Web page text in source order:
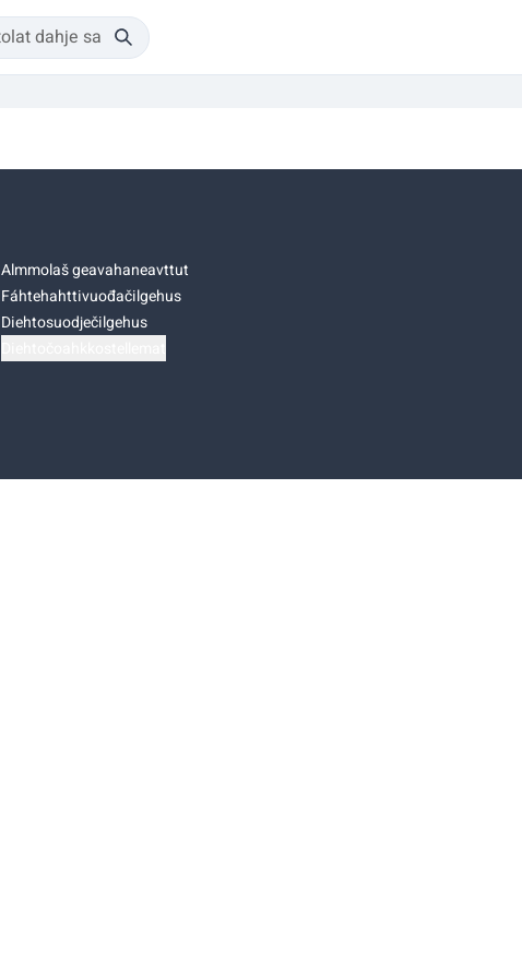
Almmolaš geavahaneavttut
Fáhtehahttivuođačilgehus
Diehtosuodječilgehus